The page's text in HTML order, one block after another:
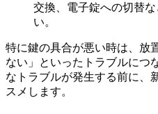
交換、電子錠への切替
い。
特に鍵の具合が悪い時は、放
ない」といったトラブルにつ
なトラブルが発生する前に、
スメします。